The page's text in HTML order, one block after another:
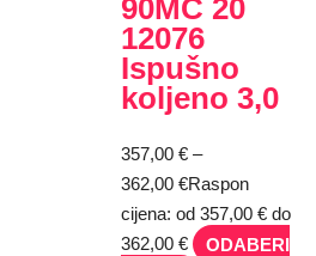
90MC 20
12076
Ispušno
koljeno 3,0
357,00€ –
362,00€Raspon
cijena: od 357,00 € do
362,00 €
ODABERI